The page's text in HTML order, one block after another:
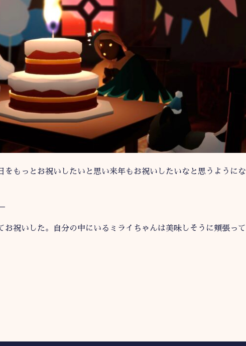
をもっとお祝いしたいと思い来年もお祝いしたいなと思うようにな
お祝いした。自分の中にいるミライちゃんは美味しそうに頬張って